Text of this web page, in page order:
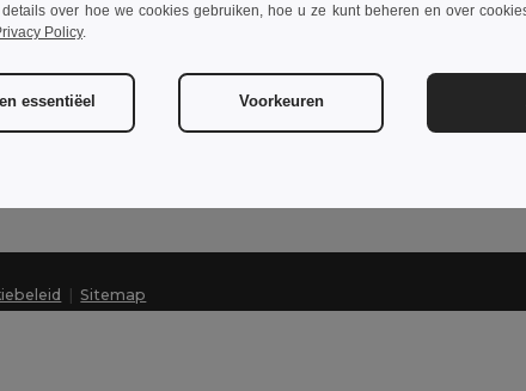
klant@egotier.nl
verkoop@egotier.nl
Telefonisch contact
|Sitemap
details over hoe we cookies gebruiken, hoe u ze kunt beheren en over
Policy.
essentiëel Voorkeuren